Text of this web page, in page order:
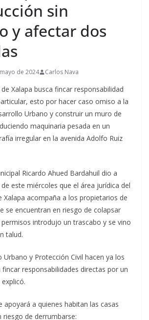
sin
y afectar dos
de 2024 Carlos Nava
Xalapa busca fincar responsabilidad
esto por hacer caso omiso a la
Urbano y construir un muro de
maquinaria pesada en un
irregular en la avenida Adolfo Ruiz
Ricardo Ahued Bardahuil dio a
este miércoles que el área jurídica del
Xalapa acompaña a los propietarios de
se encuentran en riesgo de colapsar
introdujo un trascabo y se vino
talud.
y Protección Civil hacen ya los
responsabilidades directas por un
apoyará a quienes habitan las casas
riesgo de derrumbarse: